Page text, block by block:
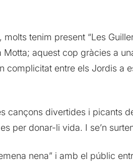
tenim present “Les
Motta; aquest cop gràcies a
complicitat entre els Jordis a
cançons divertides i picants
per donar-li vida. I se’n
nena” i amb el públic